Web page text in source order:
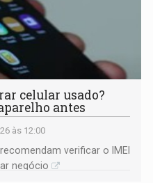
celular usado?
antes
às 12:00
verificar o IMEI
negócio